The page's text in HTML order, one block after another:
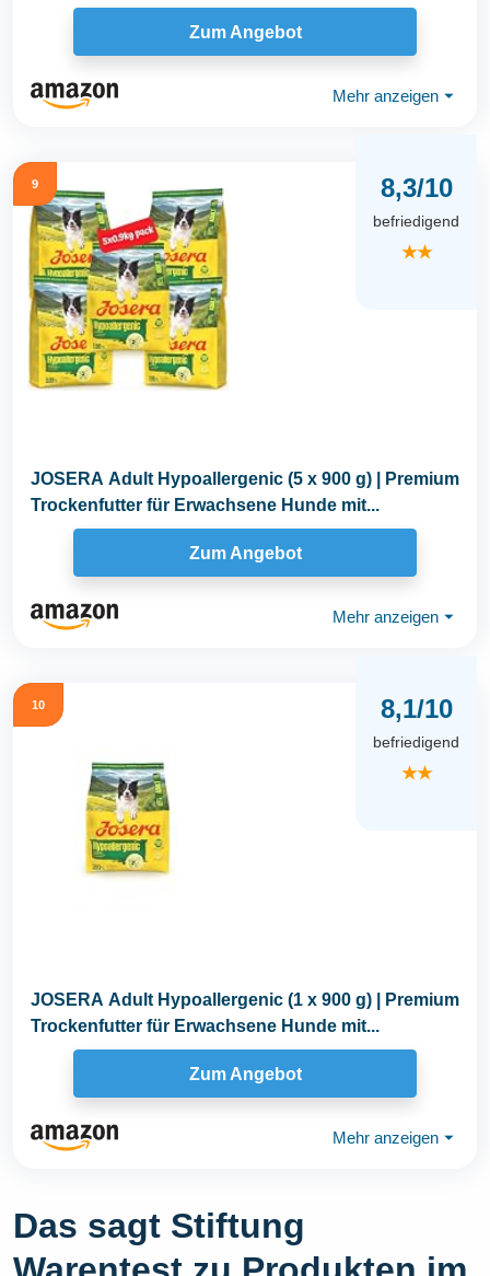
Hunde...
Zum Angebot
Mehr anzeigen ⏷
9 8,3/10
befriedigend
★★
JOSERA Adult Hypoallergenic (5 x 900 g) | Premium
Trockenfutter für Erwachsene Hunde mit...
Zum Angebot
Mehr anzeigen ⏷
10 8,1/10
befriedigend
★★
JOSERA Adult Hypoallergenic (1 x 900 g) | Premium
Trockenfutter für Erwachsene Hunde mit...
Zum Angebot
Mehr anzeigen ⏷
Das sagt Stiftung